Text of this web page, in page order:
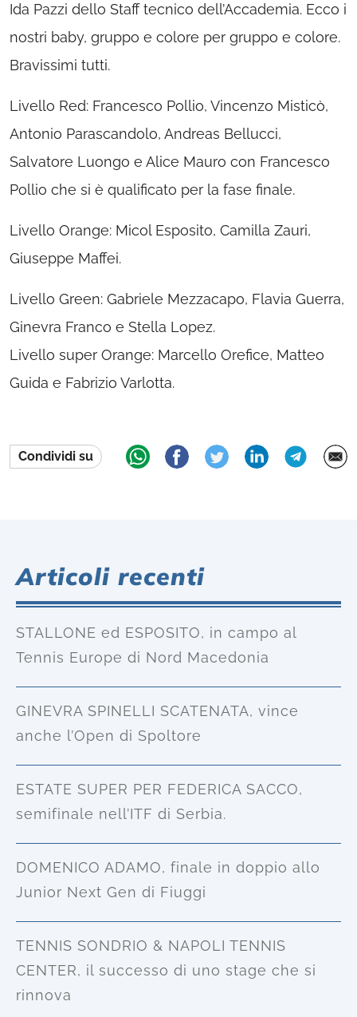
Ida Pazzi dello Staff tecnico dell’Accademia. Ecco i
nostri baby, gruppo e colore per gruppo e colore.
Bravissimi tutti.
Livello Red: Francesco Pollio, Vincenzo Misticò,
Antonio Parascandolo, Andreas Bellucci,
Salvatore Luongo e Alice Mauro con Francesco
Pollio che si è qualificato per la fase finale.
Livello Orange: Micol Esposito, Camilla Zauri,
Giuseppe Maffei.
Livello Green: Gabriele Mezzacapo, Flavia Guerra,
Ginevra Franco e Stella Lopez.
Livello super Orange: Marcello Orefice, Matteo
Guida e Fabrizio Varlotta.
Condividi su
Articoli recenti
STALLONE ed ESPOSITO, in campo al
Tennis Europe di Nord Macedonia
GINEVRA SPINELLI SCATENATA, vince
anche l’Open di Spoltore
ESTATE SUPER PER FEDERICA SACCO,
semifinale nell’ITF di Serbia.
DOMENICO ADAMO, finale in doppio allo
Junior Next Gen di Fiuggi
TENNIS SONDRIO & NAPOLI TENNIS
CENTER, il successo di uno stage che si
rinnova